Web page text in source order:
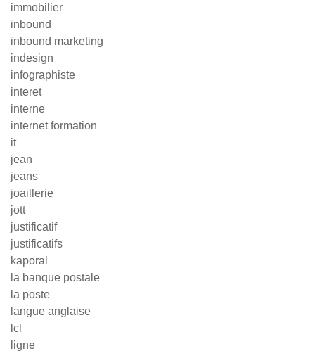
immobilier
inbound
inbound marketing
indesign
infographiste
interet
interne
internet formation
it
jean
jeans
joaillerie
jott
justificatif
justificatifs
kaporal
la banque postale
la poste
langue anglaise
lcl
ligne